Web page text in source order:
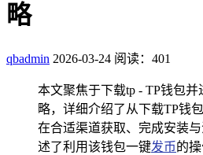
略
qbadmin 2026-03-24 阅读：401
本文聚焦于下载tp - TP钱包并
略，详细介绍了从下载TP钱
在合适渠道获取、完成安装
述了利用该钱包一键发币的